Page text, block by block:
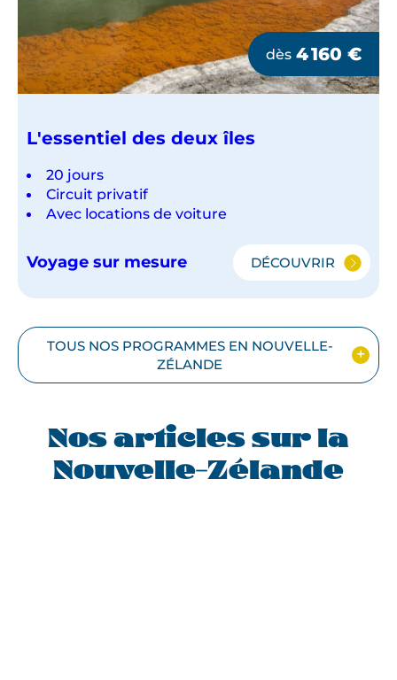
dès 4 160 €
L'essentiel des deux îles
20 jours
Circuit privatif
Avec locations de voiture
Voyage sur mesure DÉCOUVRIR
L'ESSENTIEL
ÎLES
TOUS NOS PROGRAMMES EN NOUVELLE-
ZÉLANDE
Nos articles sur la
Nouvelle-Zélande